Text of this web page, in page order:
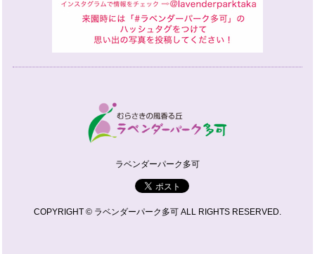
ラベンダーパーク多可
COPYRIGHT © ラベンダーパーク多可 ALL RIGHTS RESERVED.